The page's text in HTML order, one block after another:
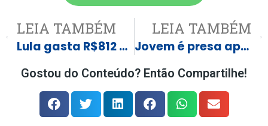
LEIA TAMBÉM
Lula gasta R$812 mil em hotel de luxo na Alemanha
LEIA TAMBÉM
Jovem é presa após atear fogo e matar atendente por ciúmes em MG. Veja vídeo
Gostou do Conteúdo? Então Compartilhe!